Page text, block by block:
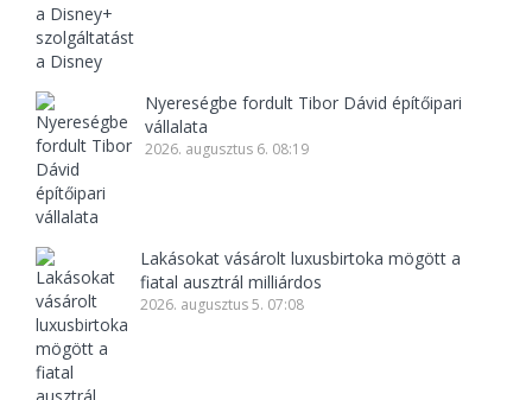
Nyereségbe fordult Tibor Dávid építőipari
vállalata
2026. augusztus 6. 08:19
Lakásokat vásárolt luxusbirtoka mögött a
fiatal ausztrál milliárdos
2026. augusztus 5. 07:08